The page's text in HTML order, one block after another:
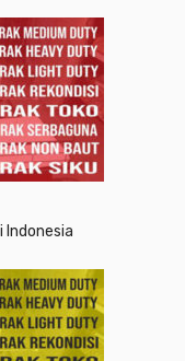
Indonesia